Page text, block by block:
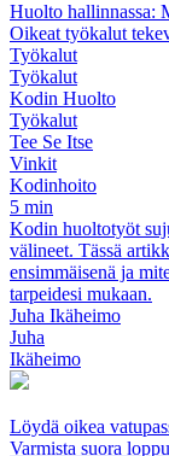
Huolto hallinnassa:
Oikeat työkalut
Työkalut
Työkalut
Kodin Huolto
Työkalut
Tee Se Itse
Vinkit
Kodinhoito
5 min
Kodin huoltotyöt
välineet. Tässä
ensimmäisenä ja
tarpeidesi mukaan.
Juha Ikäheimo
Juha
Ikäheimo
Löydä oikea
Varmista suora